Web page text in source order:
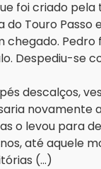
foi criado pela
Touro Passo
Pedro
Despediu-se
descalços,
novamente
o levou para
até aquele
(...)